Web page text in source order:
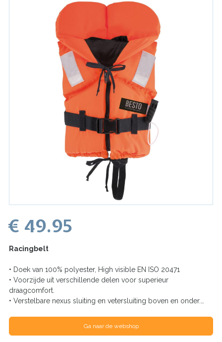
€ 49.95
Racingbelt
• Doek van 100% polyester, High visible EN ISO 20471
• Voorzijde uit verschillende delen voor superieur
draagcomfort.
• Verstelbare nexus sluiting en vetersluiting boven en onder.…
Ga naar de webshop